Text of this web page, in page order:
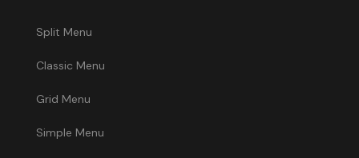
Split Menu
Classic Menu
Grid Menu
Simple Menu